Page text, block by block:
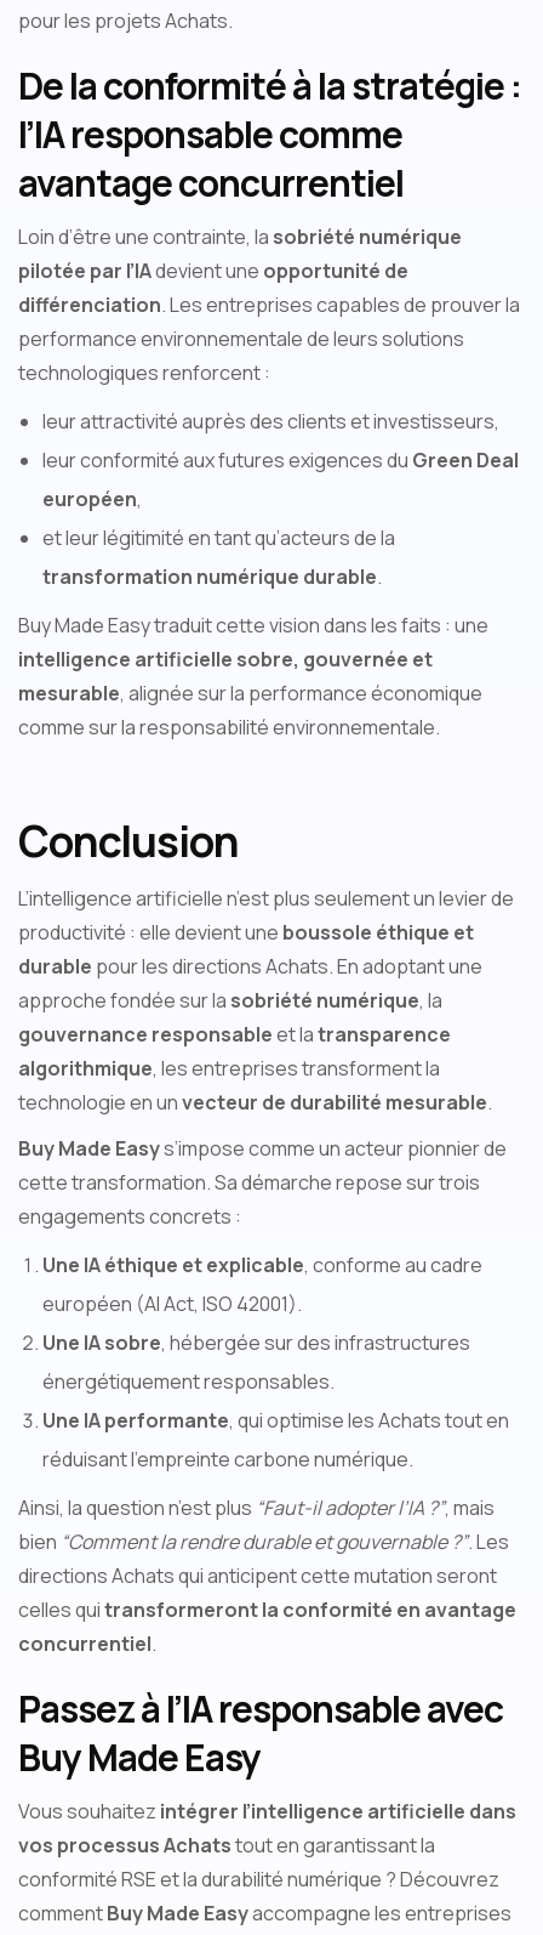
pour les projets Achats.
De la conformité à la stratégie :
l’IA responsable comme
avantage concurrentiel
Loin d’être une contrainte, la sobriété numérique
pilotée par l’IAdevient une opportunité de
différenciation. Les entreprises capables de prouver la
performance environnementale de leurs solutions
technologiques renforcent :
leur attractivité auprès des clients et investisseurs,
leur conformité aux futures exigences du Green Deal
européen,
et leur légitimité en tant qu’acteurs de la
transformation numérique durable.
Buy Made Easy traduit cette vision dans les faits : une
intelligence artificielle sobre, gouvernée et
mesurable, alignée sur la performance économique
comme sur la responsabilité environnementale.
Conclusion
L’intelligence artificielle n’est plus seulement un levier de
productivité : elle devient une boussole éthique et
durable pour les directions Achats. En adoptant une
approche fondée sur la sobriété numérique, la
gouvernance responsableet latransparence
algorithmique, les entreprises transforment la
technologie en unvecteur de durabilité mesurable.
Buy Made Easys’impose comme un acteur pionnier de
cette transformation. Sa démarche repose sur trois
engagements concrets :
Une IA éthique et explicable, conforme au cadre
européen (AI Act, ISO 42001).
Une IA sobre, hébergée sur des infrastructures
énergétiquement responsables.
Une IA performante, qui optimise les Achats tout en
réduisant l’empreinte carbone numérique.
Ainsi, la question n’est plus “Faut-il adopter l’IA ?”, mais
bien “Comment la rendre durable et gouvernable ?”. Les
directions Achats qui anticipent cette mutation seront
celles quitransformeront la conformité en avantage
concurrentiel.
Passez à l’IA responsable avec
Buy Made Easy
Vous souhaitez intégrer l’intelligence artificielle dans
vos processus Achatstout en garantissant la
conformité RSE et la durabilité numérique ? Découvrez
commentBuy Made Easyaccompagne les entreprises